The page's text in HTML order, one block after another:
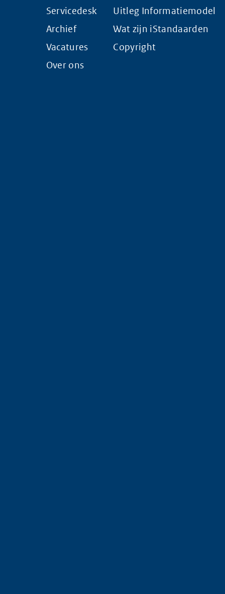
Servicedesk
Archief
Vacatures
Over ons
Uitleg Informatiemodel
Wat zijn iStandaarden
Copyright